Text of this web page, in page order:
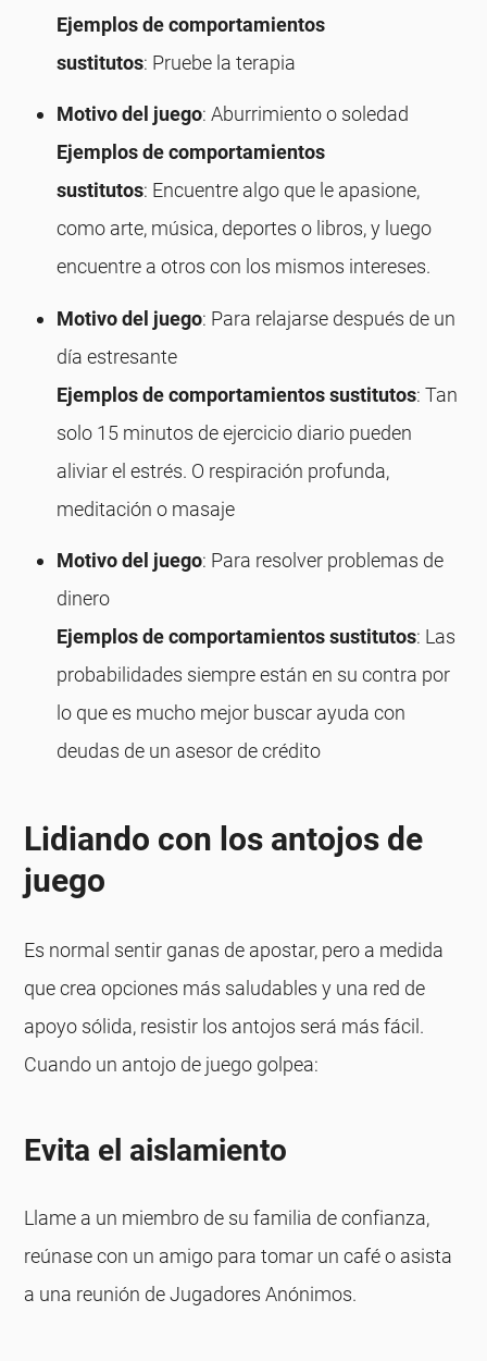
Ejemplos de comportamientos
sustitutos: Pruebe la terapia
Motivo del juego: Aburrimiento o soledad
Ejemplos de comportamientos
sustitutos: Encuentre algo que le apasione,
como arte, música, deportes o libros, y luego
encuentre a otros con los mismos intereses.
Motivo del juego: Para relajarse después de un
día estresante
Ejemplos de comportamientos sustitutos: Tan
solo 15 minutos de ejercicio diario pueden
aliviar el estrés. O respiración profunda,
meditación o masaje
Motivo del juego: Para resolver problemas de
dinero
Ejemplos de comportamientos sustitutos: Las
probabilidades siempre están en su contra por
lo que es mucho mejor buscar ayuda con
deudas de un asesor de crédito
Lidiando con los antojos de
juego
Es normal sentir ganas de apostar, pero a medida
que crea opciones más saludables y una red de
apoyo sólida, resistir los antojos será más fácil.
Cuando un antojo de juego golpea:
Evita el aislamiento
Llame a un miembro de su familia de confianza,
reúnase con un amigo para tomar un café o asista
a una reunión de Jugadores Anónimos.